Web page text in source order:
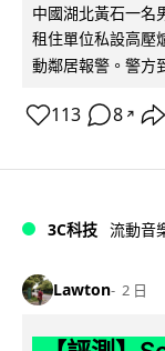
中國湖北黃石一名
租住單位私設高壓
動鄰居報警。警方
113 8 ↗
3C科技 流動音
Lawton 2 日